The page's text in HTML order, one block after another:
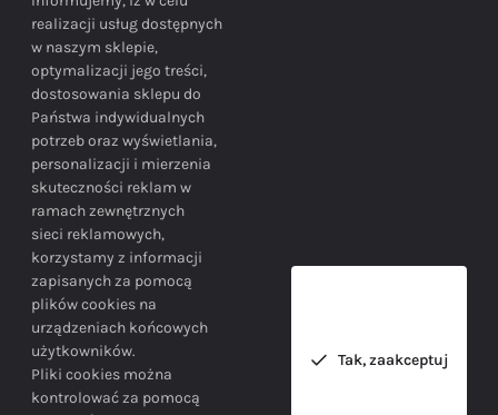
BEZPIECZEŃSTWO
Bezpieczne zakupy gwarantowane!
realizacji usług dostępnych
w naszym sklepie,
optymalizacji jego treści,
dostosowania sklepu do
Państwa indywidualnych
potrzeb oraz wyświetlania,
personalizacji i mierzenia
skuteczności reklam w
ramach zewnętrznych
sieci reklamowych,
korzystamy z informacji
zapisanych za pomocą
plików cookies na
urządzeniach końcowych
użytkowników.
Pliki cookies można
kontrolować za pomocą
Tak, zaakceptuj